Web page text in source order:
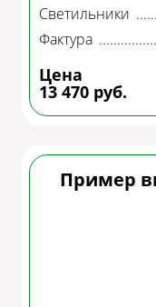
Светильники
Фактура
Цена
13 470 руб.
Пример